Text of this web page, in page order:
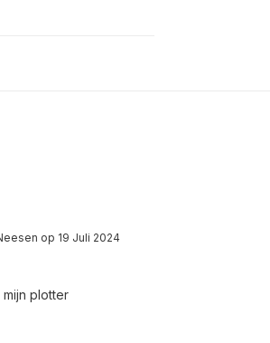
op 19 Juli 2024
mijn plotter